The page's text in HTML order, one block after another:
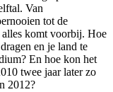
Van
tot de
komt voorbij. Hoe
en je land te
En hoe kon het
twee jaar later zo
2012?